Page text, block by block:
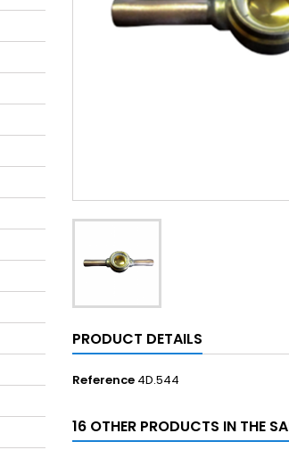
PRODUCT DETAILS
Reference 4D.544
16 OTHER PRODUCTS IN THE